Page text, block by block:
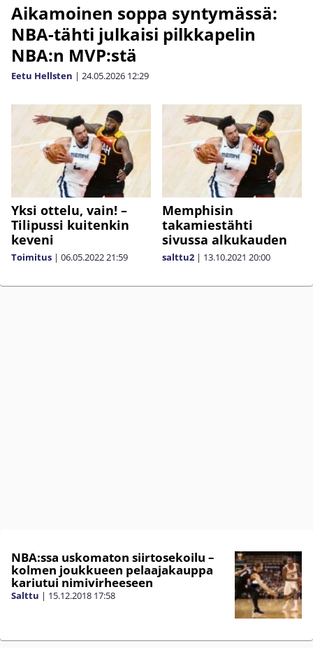
Aikamoinen soppa syntymässä:
NBA-tähti julkaisi pilkkapelin
NBA:n MVP:stä
Eetu Hellsten | 24.05.2026 12:29
Yksi ottelu, vain! –
Tilipussi kuitenkin
keveni
Toimitus | 06.05.202221:59
Memphisin
takamiestähti
sivussa alkukauden
salttu2 | 13.10.2021 20:00
NBA:ssa uskomaton siirtosekoilu –
kolmen joukkueen pelaajakauppa
kariutui nimivirheeseen
Salttu | 15.12.2018 17:58